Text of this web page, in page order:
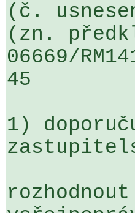
(č.
(zn.
06669/
45
1)